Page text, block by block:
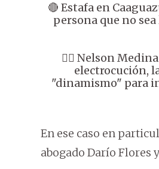
🔴 Estafa en
persona que no
👉🏼 Nelson
electrocución,
"dinamismo" para
En ese caso en
abogado Darío Flores